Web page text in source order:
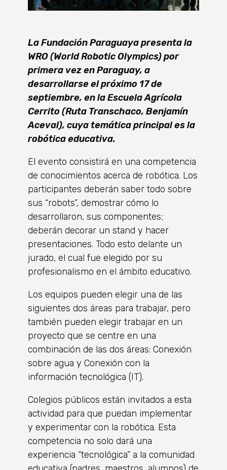
La Fundación Paraguaya presenta la
WRO (World Robotic Olympics) por
primera vez en Paraguay, a
desarrollarse el próximo 17 de
septiembre, en la Escuela Agrícola
Cerrito (Ruta Transchaco, Benjamín
Aceval), cuya temática principal es la
robótica educativa.
El evento consistirá en una competencia
de conocimientos acerca de robótica. Los
participantes deberán saber todo sobre
sus “robots”, demostrar cómo lo
desarrollaron, sus componentes;
deberán decorar un stand y hacer
presentaciones. Todo esto delante un
jurado, el cual fue elegido por su
profesionalismo en el ámbito educativo.
Los equipos pueden elegir una de las
siguientes dos áreas para trabajar, pero
también pueden elegir trabajar en un
proyecto que se centre en una
combinación de las dos áreas: Conexión
sobre agua y Conexión con la
información tecnológica (IT).
Colegios públicos están invitados a esta
actividad para que puedan implementar
y experimentar con la robótica. Esta
competencia no solo dará una
experiencia “tecnológica” a la comunidad